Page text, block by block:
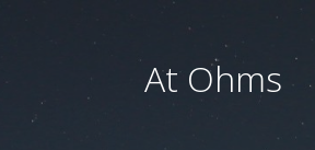
At Ohms